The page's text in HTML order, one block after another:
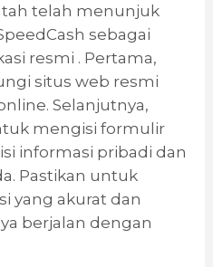
telah menunjuk
sebagai
resmi . Pertama,
situs web resmi
Selanjutnya,
mengisi formulir
informasi pribadi dan
Pastikan untuk
yang akurat dan
berjalan dengan